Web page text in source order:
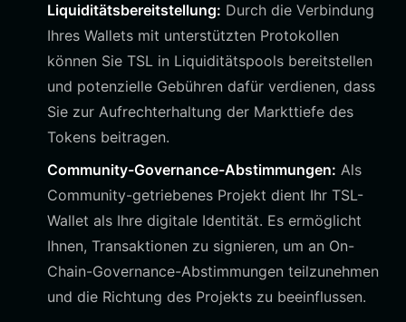
Liquiditätsbereitstellung: Durch die Verbindung
Ihres Wallets mit unterstützten Protokollen
können Sie TSL in Liquiditätspools bereitstellen
und potenzielle Gebühren dafür verdienen, dass
Sie zur Aufrechterhaltung der Markttiefe des
Tokens beitragen.
Community-Governance-Abstimmungen: Als
Community-getriebenes Projekt dient Ihr TSL-
Wallet als Ihre digitale Identität. Es ermöglicht
Ihnen, Transaktionen zu signieren, um an On-
Chain-Governance-Abstimmungen teilzunehmen
und die Richtung des Projekts zu beeinflussen.